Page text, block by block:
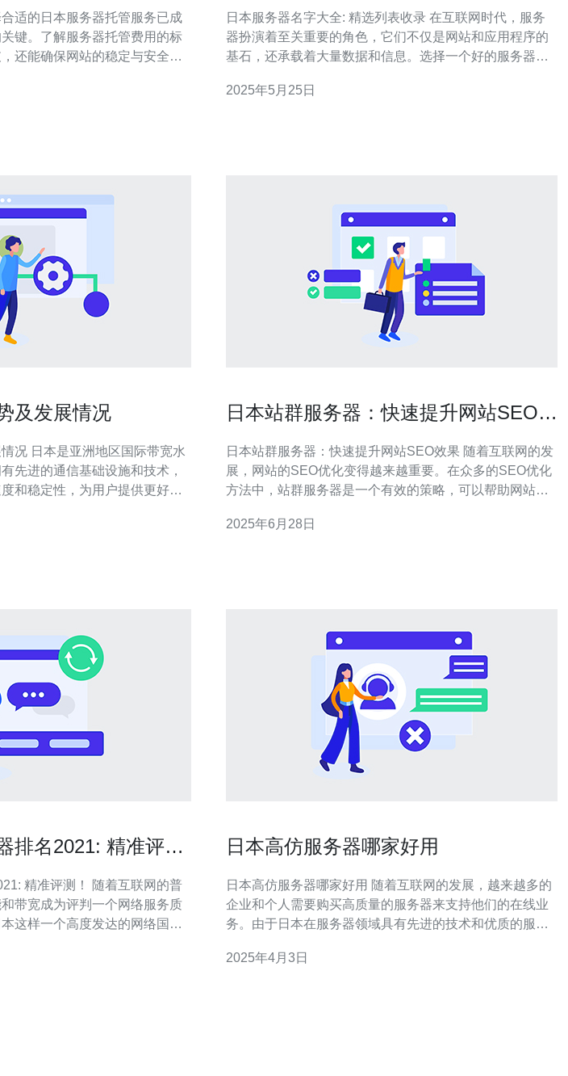
适的日本服务器托管服务已成
键。了解服务器托管费用的标
还能确保网站的稳定与安全。
供商，帮助你在选择时不再迷
日本服务器名字大全: 精选列表收录 在互联网时代，服务
器扮演着至关重要的角色，它们不仅是网站和应用程序的
基石，还承载着大量数据和信息。选择一个好的服务器名
将为大家精选整理了一些优秀的日本服务器名字，希望能
2025年5月25日
及发展情况
带宽水
先进的通信基础设施和技术，
和稳定性，为用户提供更好的
用户对高速网络的需求，日本
日本站群服务器：快速提升网站SEO效
日本站群服务器：快速提升网站SEO效果 随着互联网的发
展，网站的SEO优化变得越来越重要。在众多的SEO优化
方法中，站群服务器是一个有效的策略，可以帮助网站快
势，能够帮助网站在搜索引擎中获得更好的排名。 站群服
2025年6月28日
排名2021: 精准评
！ 随着互联网的普
带宽成为评判一个网络服务质
这样一个高度发达的网络国
排名评测，帮助用户选择最适
日本高仿服务器哪家好用
日本高仿服务器哪家好用 随着互联网的发展，越来越多的
企业和个人需要购买高质量的服务器来支持他们的在线业
务。由于日本在服务器领域具有先进的技术和优质的服
本备受好评的高仿服务器提供商。 服务器提供商A是日本
2025年4月3日